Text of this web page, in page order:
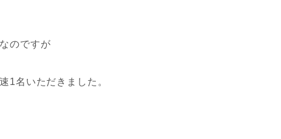
のですが
1名いただきました。